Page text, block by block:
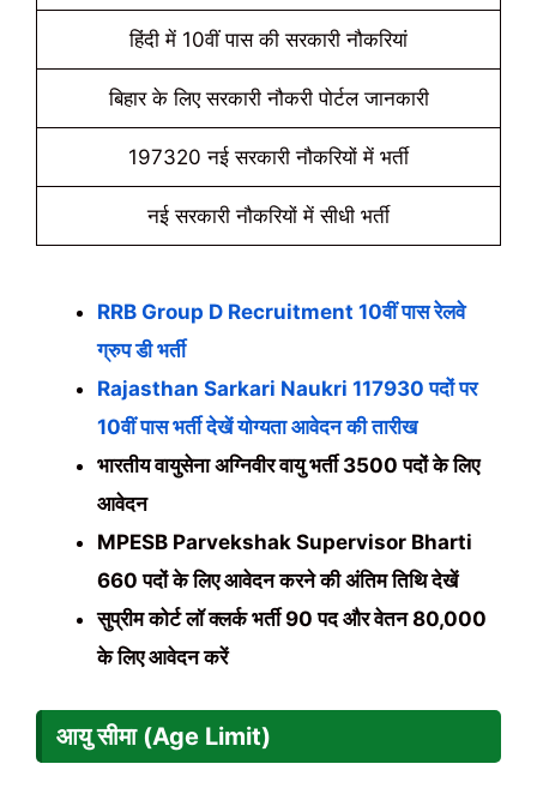
हिंदी में 10वीं पास की सरकारी नौकरियां
बिहार के लिए सरकारी नौकरी पोर्टल जानकारी
197320 नई सरकारी नौकरियों में भर्ती
नई सरकारी नौकरियों में सीधी भर्ती
RRB Group D Recruitment 10वीं पास रेलवे
ग्रुप डी भर्ती
Rajasthan Sarkari Naukri 117930 पदों पर
10वीं पास भर्ती देखें योग्यता आवेदन की तारीख
भारतीय वायुसेना अग्निवीर वायु भर्ती 3500 पदों के लिए
आवेदन
MPESB Parvekshak Supervisor Bharti
660 पदों के लिए आवेदन करने की अंतिम तिथि देखें
सुप्रीम कोर्ट लॉ क्लर्क भर्ती 90 पद और वेतन 80,000
के लिए आवेदन करें
आयु सीमा (Age Limit)